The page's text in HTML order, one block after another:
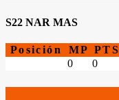
S22 NAR MAS
Posición MP PTS
0
0